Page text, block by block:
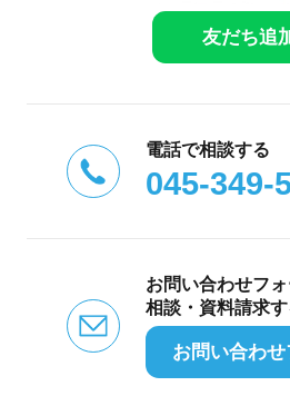
友だち追
電話で相談する
045-349-
お問い合わせフ
相談・資料請求す
お問い合わ